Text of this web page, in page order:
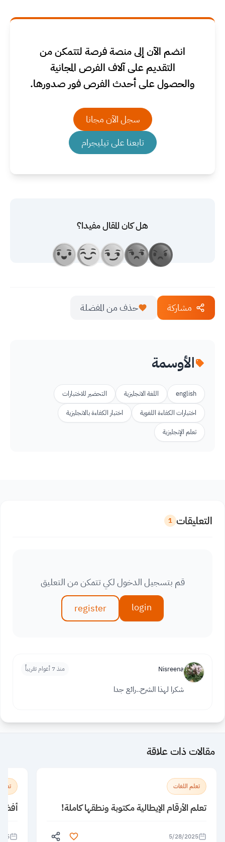
انضم الآن إلى منصة فرصة لتتمكن من
التقديم على آلاف الفرص المجانية
والحصول على أحدث الفرص فور صدورها.
سجل الآن مجانا
تابعنا على تيليجرام
هل كان المقال مفيدا؟
مشاركة حذف من المفضلة
الأوسمة
english اللغة الانجليزية
التحضير للاختبارات
اختبارات الكفاءة اللغوية
اختبار الكفاءة بالانجليزية
تعلم الإنجليزية
التعليقات 1
قم بتسجيل الدخول لكي تتمكن من التعليق
login
register
Nisreena منذ 7 أعوام تقريباً
شكرا لهذا الشرح..رائع جدا
مقالات ذات علاقة
تعلم اللغات
تعلم الأرقام الإيطالية مكتوبة ونطقها كاملة!
5/28/2025
أفضل 5 معاهد لتعلم